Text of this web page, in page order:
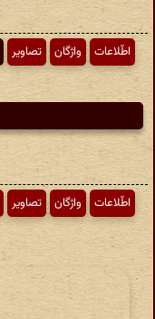
اطّلاعات واژگان تصاویر
اطّلاعات واژگان تصاویر